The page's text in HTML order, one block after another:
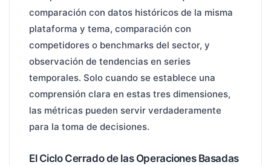
comparación con datos históricos de la misma
plataforma y tema, comparación con
competidores o benchmarks del sector, y
observación de tendencias en series
temporales. Solo cuando se establece una
comprensión clara en estas tres dimensiones,
las métricas pueden servir verdaderamente
para la toma de decisiones.
El Ciclo Cerrado de las Operaciones Basadas